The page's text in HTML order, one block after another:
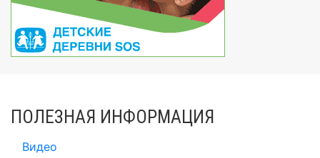
ПОЛЕЗНАЯ ИНФОРМАЦИЯ
Видео